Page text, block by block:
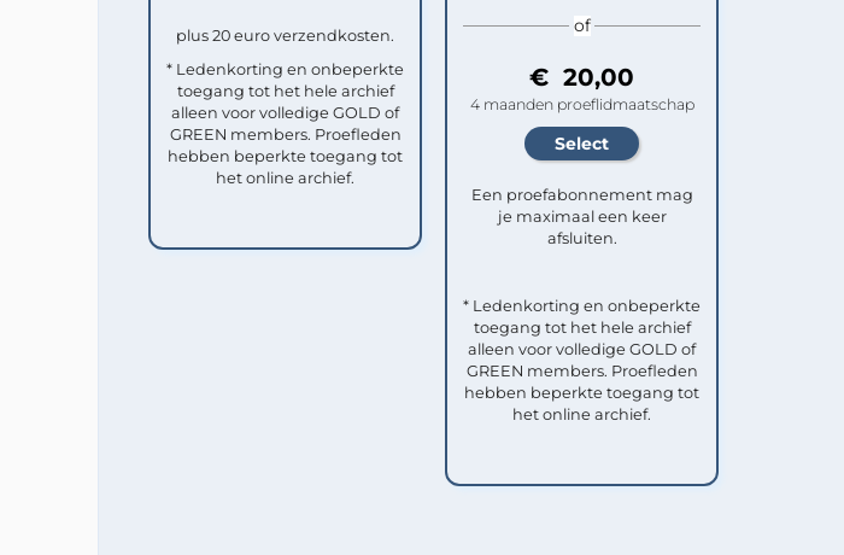
plus 20 euro verzendkosten.
* Ledenkorting en onbeperkte
toegang tot het hele archief
alleen voor volledige GOLD of
GREEN members. Proefleden
hebben beperkte toegang tot
het online archief.
of
€ 20,00
4 maanden proeflidmaatschap
Een proefabonnement mag
je maximaal een keer
afsluiten.
* Ledenkorting en onbeperkte
toegang tot het hele archief
alleen voor volledige GOLD of
GREEN members. Proefleden
hebben beperkte toegang tot
het online archief.